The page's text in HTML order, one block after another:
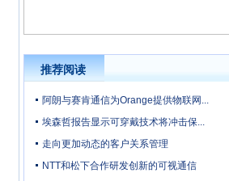
推荐阅读
阿朗与赛肯通信为Orange提供物联网...
埃森哲报告显示可穿戴技术将冲击保...
走向更加动态的客户关系管理
NTT和松下合作研发创新的可视通信